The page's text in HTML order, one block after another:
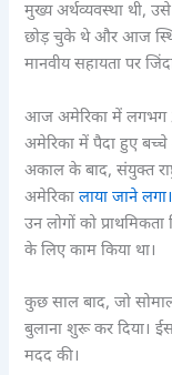
मुख्य अर्थव्यवस्था थी,
छोड़ चुके थे और आज
मानवीय सहायता पर
आज अमेरिका में लगभग
अमेरिका में पैदा हुए
अकाल के बाद, संयुक्त
अमेरिकालाया जाने
उन लोगों को
के लिए काम किया था।
कुछ साल बाद, जो
बुलाना शुरू कर दिया।
मदद की।